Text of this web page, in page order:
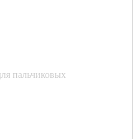
пальчиковых